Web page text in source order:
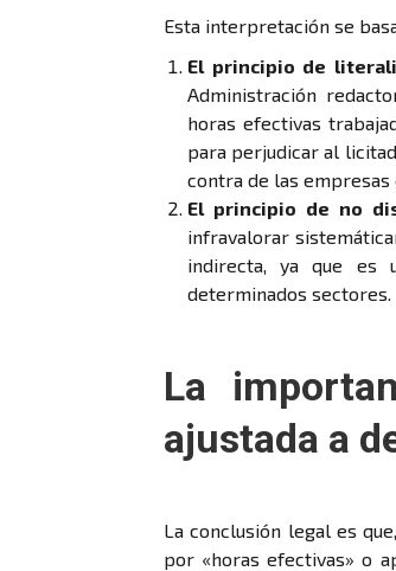
Esta interpretación se
El principio de
Administración
horas efectivas
para perjudicar al
contra de las empresas
El principio de no
infravalorar
indirecta, ya que es
determinados sectores.
La
ajustada a
La conclusión legal es
por «horas efectivas» o